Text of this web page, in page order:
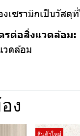
งเซรามิกเป็นวัส
รต่อสิ่งแวดล้อม:
วดล้อม
ง
สินค้าใหม่